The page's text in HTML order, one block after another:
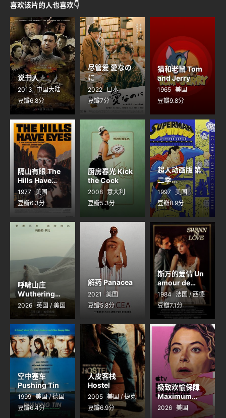
喜欢该片的人也喜欢👇
说书人
2013
中国大陆
豆瓣6.8分
尽管爱 愛なの
に
2022 日本
豆瓣7分
猫和老鼠 Tom
and Jerry
1965 美国
豆瓣9.8分
隔山有眼 The
Hills Have
Eyes
1977 美国
豆瓣6.3分
厨房春光 Kick
the Cock
2008 意大利
豆瓣5.3分
超人动画版 第
二季
Superman
Season 2
1997 美国
豆瓣8.9分
呼啸山庄
Wuthering
Heights
2026 英国 / 美国
解药 Panacea
2021
美国
豆瓣5.8分
斯万的爱情 Un
amour de
Swann
1984 法国 / 西德
豆瓣7.1分
空中塞车
Pushing Tin
1999 美国 / 德国
豆瓣6.4分
人皮客栈
Hostel
2005 美国 / 捷克
豆瓣6.9分
极致欢愉保障
Maximum
Pleasure
Guaranteed
2026 美国